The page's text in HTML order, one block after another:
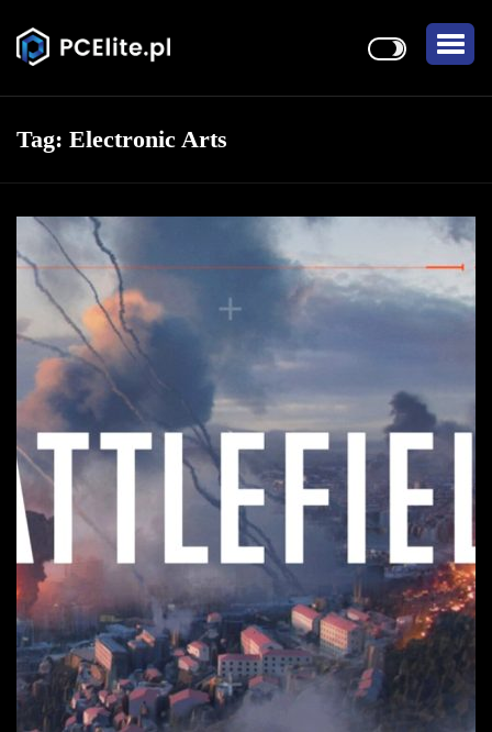
Tag: Electronic Arts